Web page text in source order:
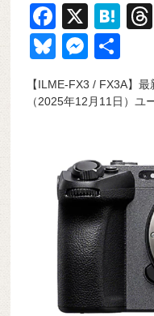
F
a
c
e
o
k
X
H
n
Bl
e
M
ss
g
er
有
【ILME-FX3 / FX3A】
（2025年12月11日）ユ